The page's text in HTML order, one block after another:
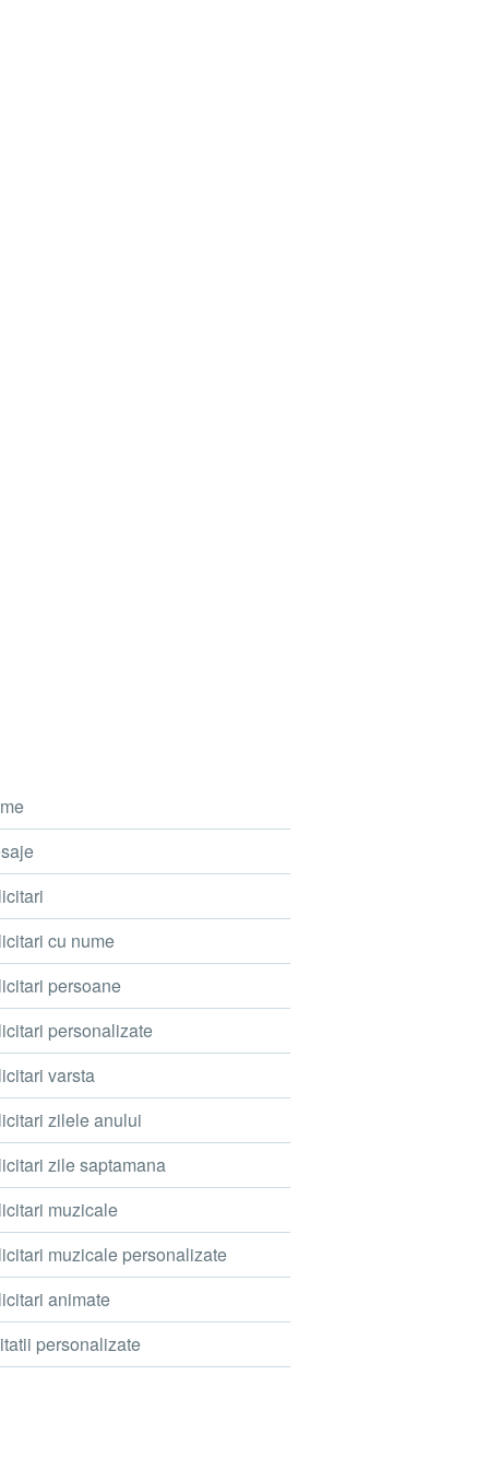
cu nume
persoane
personalizate
varsta
zilele anului
zile saptamana
muzicale
muzicale personalizate
animate
personalizate